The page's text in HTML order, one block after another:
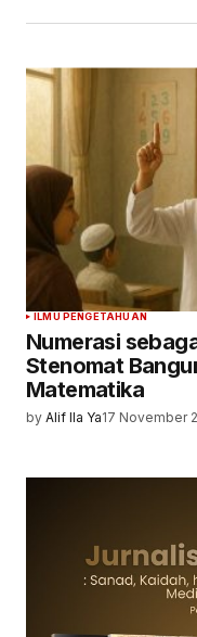
ILMU PENGETAHUAN
Numerasi
Stenomat
Matematika
by Alif Ila Ya17 November